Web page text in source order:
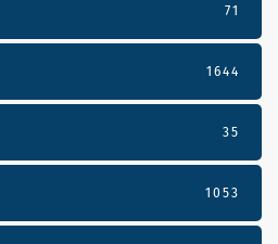
71
1644
35
1053